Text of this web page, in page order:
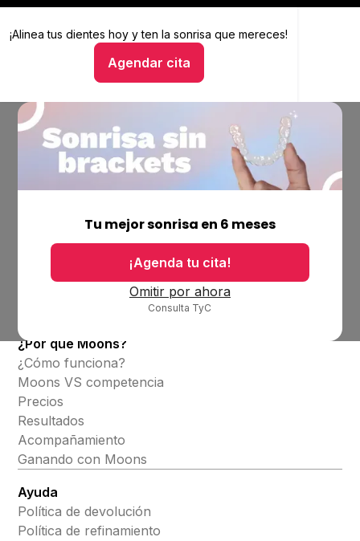
¡Alinea tus dientes hoy yten la sonrisa que mereces!
Agendar cita
Alinea tus dientes hoy y ten la sonrisa que mereces
Hablar con un asesor
Tu mejor sonrisa en 6 meses
¡Agenda tu cita!
Omitir por ahora
Consulta TyC
Ubicaciones
Bolsa de trabajo
¿Por qué Moons?
¿Cómo funciona?
Moons VS competencia
Precios
Resultados
Acompañamiento
Ganando con Moons
Ayuda
Política de devolución
Política de refinamiento